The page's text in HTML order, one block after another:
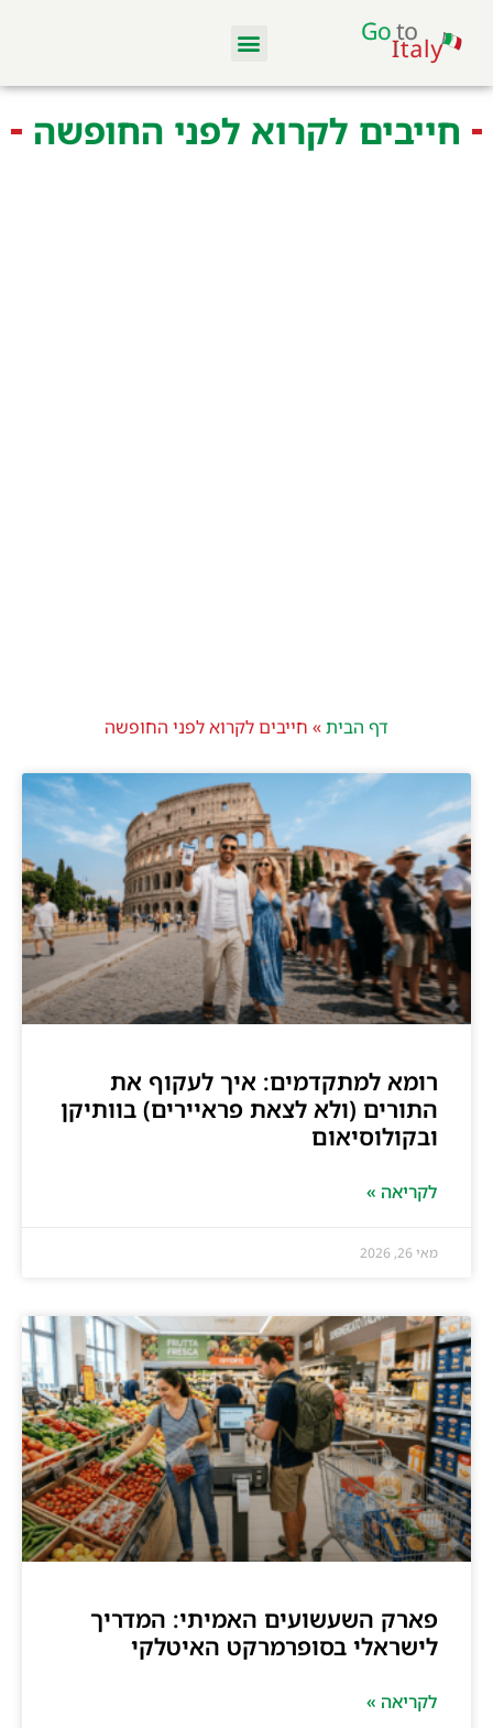
חייבים לקרוא לפני החופשה
דף הבית» חייבים לקרוא לפני החופשה
רומא למתקדמים: איך לעקוף את
התורים (ולא לצאת פראיירים) בוותיקן
ובקולוסיאום
לקריאה »
מאי 26, 2026
פארק השעשועים האמיתי: המדריך
לישראלי בסופרמרקט האיטלקי
לקריאה »